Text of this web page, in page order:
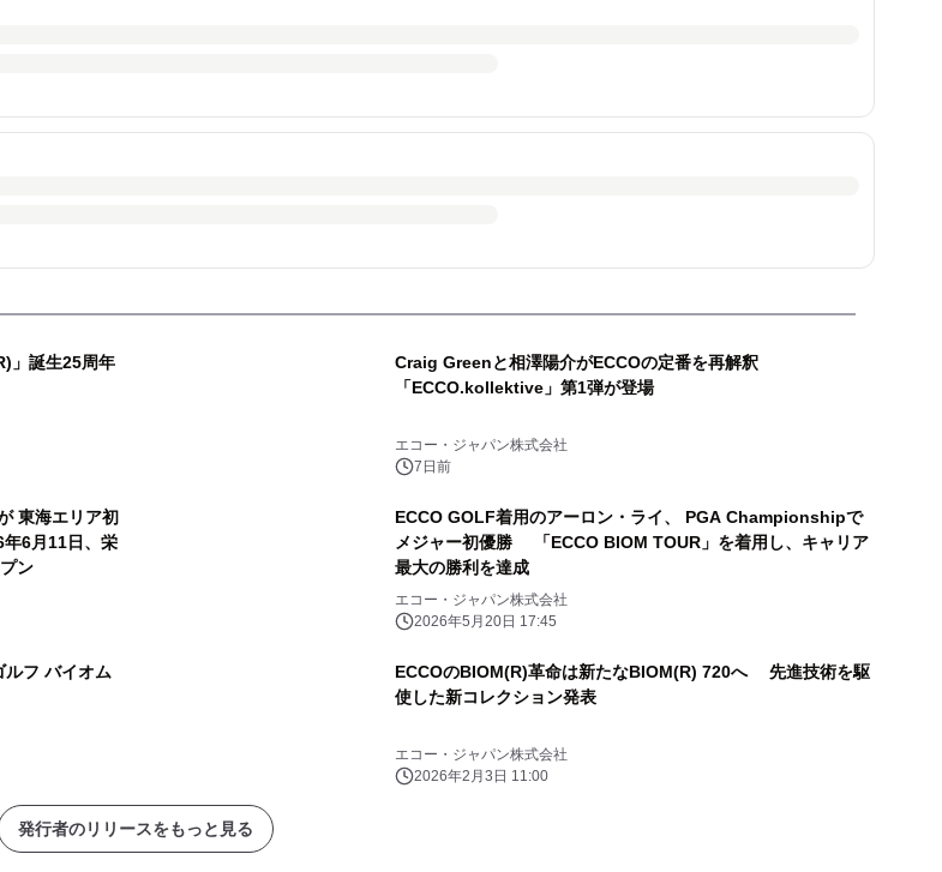
」誕生25周年
Craig Greenと相澤陽介がECCOの定番を再解釈
「ECCO.kollektive」第1弾が登場
エコー・ジャパン株式会社
7日前
東海エリア初
6月11日、栄
ン
ECCO GOLF着用のアーロン・ライ、 PGA Championshipで
メジャー初優勝 「ECCO BIOM TOUR」を着用し、キャリア
最大の勝利を達成
エコー・ジャパン株式会社
2026年5月20日 17:45
フ バイオム
ECCOのBIOM(R)革命は新たなBIOM(R) 720へ 先進技術を駆
使した新コレクション発表
エコー・ジャパン株式会社
2026年2月3日 11:00
発行者のリリースをもっと見る